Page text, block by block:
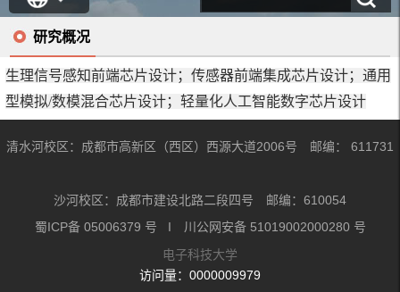
研究概况
生理信号感知前端芯片设计；传感器前端集成芯片设计；通用
型模拟/数模混合芯片设计；轻量化人工智能数字芯片设计
清水河校区：成都市高新区（西区）西源大道2006号 邮编： 611731
沙河校区：成都市建设北路二段四号 邮编：610054
蜀ICP备 05006379 号 I 川公网安备 51019002000280 号
电子科技大学
访问量： 0000009979